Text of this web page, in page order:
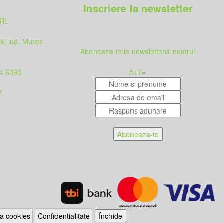
jud. Mureș
6390
Inscriere la newsletter
Aboneaza-te la newsletterul nostru!
5+7=
cookies Confidentialitate Închide